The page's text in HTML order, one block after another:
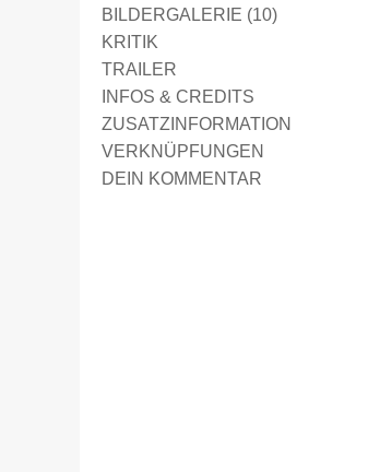
BILDERGALERIE (10)
KRITIK
TRAILER
INFOS & CREDITS
ZUSATZINFORMATION
VERKNÜPFUNGEN
DEIN KOMMENTAR